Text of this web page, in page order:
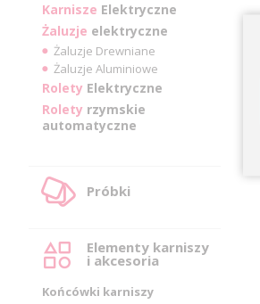
Karnisze Elektryczne
Żaluzje elektryczne
Żaluzje Drewniane
Żaluzje Aluminiowe
Rolety Elektryczne
Rolety rzymskie
automatyczne
Próbki
Elementy karniszy
i akcesoria
Końcówki karniszy